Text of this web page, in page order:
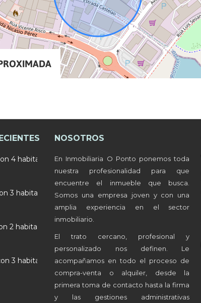
4 habitaciones y 2 baños en Caranza.
3 habitaciones y 1 baños en Ultramar.
2 habitaciones y 1 baños en Santa Marina.
3 habitaciones y 1 baños en Alto del Castaño.
NOSOTROS
En Inmobiliaria O Ponto ponemos toda
nuestra profesionalidad para que
encuentre el inmueble que busca.
Somos una empresa joven y con una
amplia experiencia en el sector
inmobiliario.
El trato cercano, profesional y
personalizado nos definen. Le
acompañamos en todo el proceso de
compra-venta o alquiler, desde la
primera toma de contacto hasta la firma
y las gestiones administrativas